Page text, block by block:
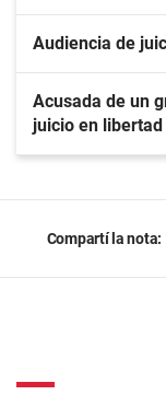
Audiencia de
Acusada de un
juicio en libertad
Compartí la nota: